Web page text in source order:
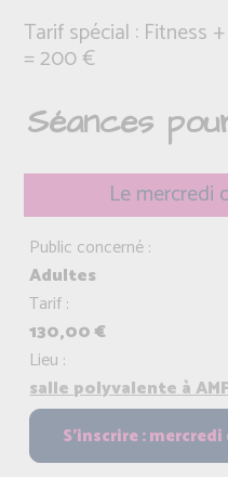
Tarif spécial : Fitness
= 200 €
Séances
Le mercredi
Public concerné :
Adultes
Tarif :
130,00 €
Lieu :
salle polyvalente à